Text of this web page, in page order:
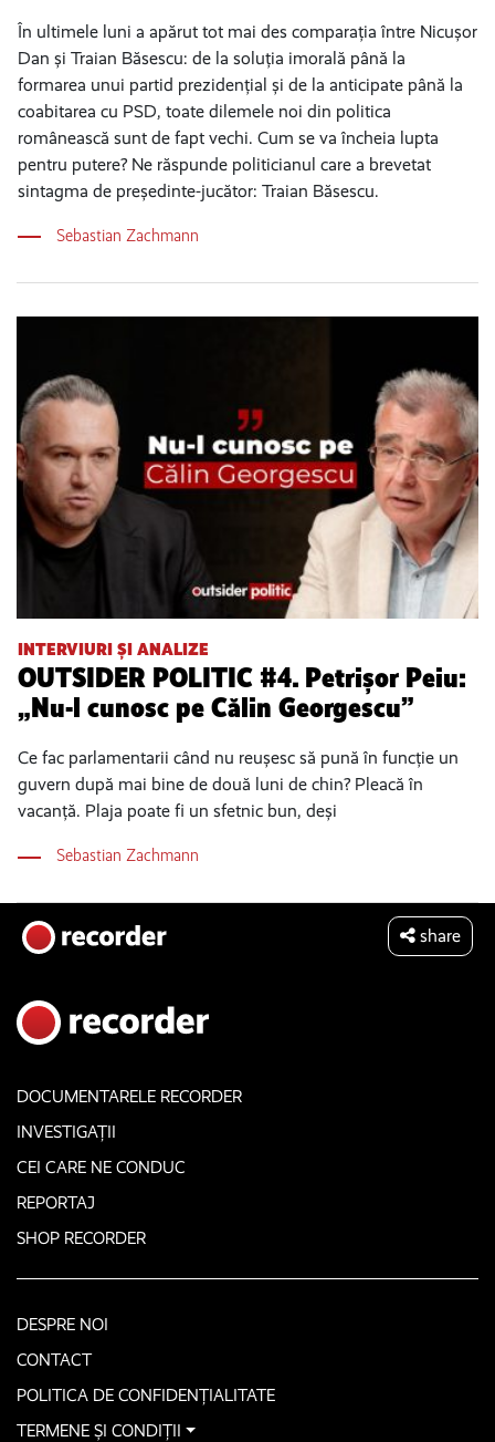
În ultimele luni a apărut tot mai des comparația între Nicușor
Dan și Traian Băsescu: de la soluția imorală până la
formarea unui partid prezidențial și de la anticipate până la
coabitarea cu PSD, toate dilemele noi din politica
românească sunt de fapt vechi. Cum se va încheia lupta
pentru putere? Ne răspunde politicianul care a brevetat
sintagma de președinte-jucător: Traian Băsescu.
Sebastian Zachmann
INTERVIURI ȘI ANALIZE
OUTSIDER POLITIC #4. Petrișor Peiu:
„Nu-l cunosc pe Călin Georgescu”
Ce fac parlamentarii când nu reușesc să pună în funcție un
guvern după mai bine de două luni de chin? Pleacă în
vacanță. Plaja poate fi un sfetnic bun, deși
Sebastian Zachmann
share
DOCUMENTARELE RECORDER
INVESTIGAȚII
CEI CARE NE CONDUC
REPORTAJ
SHOP RECORDER
DESPRE NOI
CONTACT
POLITICA DE CONFIDENȚIALITATE
TERMENE ȘI CONDIȚII